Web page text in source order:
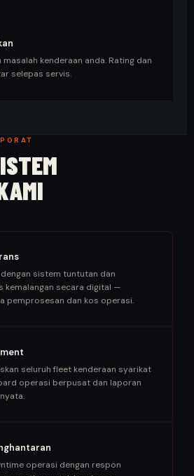
kenderaan anda. Rating dan
selepas servis.
sistem tuntutan dan
kemalangan secara digital —
pemprosesan dan kos operasi.
seluruh fleet kenderaan syarikat
operasi berpusat dan laporan
operasi dengan respon